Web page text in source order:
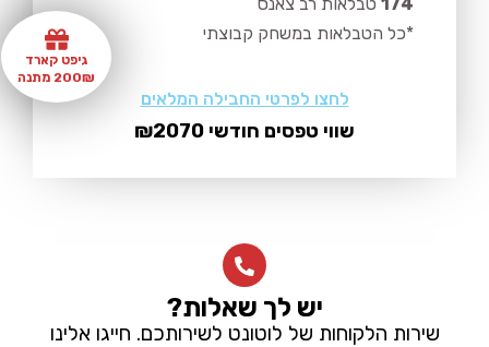
*כל הטבלאות במשחק קבוצתי
לחצו לפרטי החבילה המלאים
שווי טפסים חודשי ₪2070
גיפט קארד
200₪ מתנה
יש לך שאלות?
שירות הלקוחות של לוטונט לשירותכם. חייגו אלינו